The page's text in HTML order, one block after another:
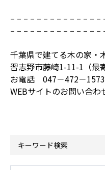
– – – – – – – – – – – – –
– – – – – – – – – – – – – –
千葉県で建てる木の家・
習志野市藤崎1-11-1（最
お電話 047－472－1573
WEBサイトのお問い合
キーワード検索